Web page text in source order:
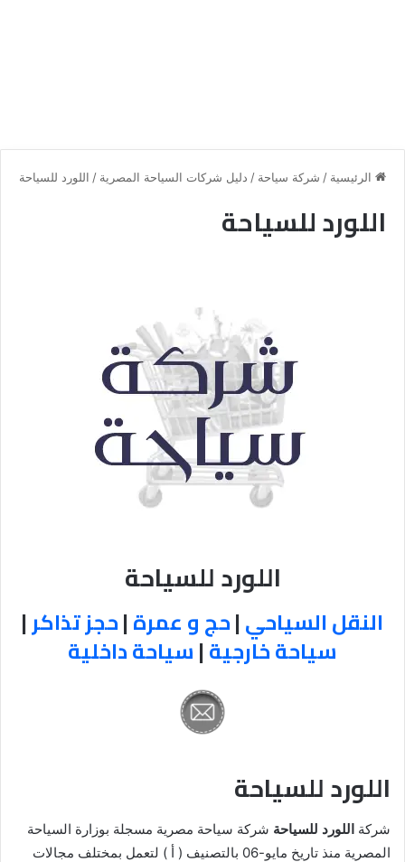
الرئيسية / شركة سياحة / دليل شركات السياحة المصرية / اللورد للسياحة
اللورد للسياحة
اللورد للسياحة
النقل السياحي|حج و عمرة|حجز تذاكر|
سياحة خارجية|سياحة داخلية
اللورد للسياحة
شركة اللورد للسياحة شركة سياحة مصرية مسجلة بوزارة السياحة
المصرية منذ تاريخ مايو-06 بالتصنيف ( أ ) لتعمل بمختلف مجالات